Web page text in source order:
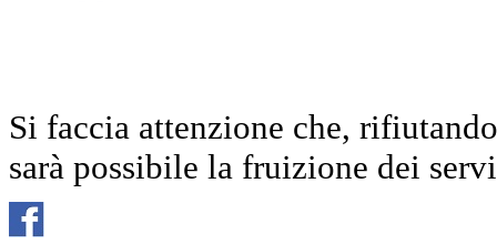
Si faccia attenzione che,
sarà possibile la fruizione dei